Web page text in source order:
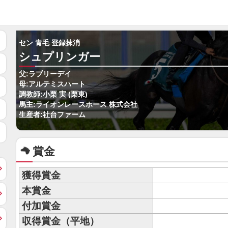
セン 青毛 登録抹消
シュプリンガー
父:ラブリーデイ
母:アルテミスハート
調教師:小栗 実 (栗東)
馬主:ライオンレースホース 株式会社
生産者:社台ファーム
賞金
獲得賞金
本賞金
付加賞金
収得賞金（平地）